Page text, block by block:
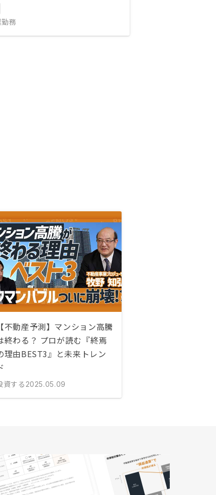
務
【不動産予測】マンション高騰
終わる？ プロが読む『終焉
理由BEST3』と未来トレン
資する 2025.05.09